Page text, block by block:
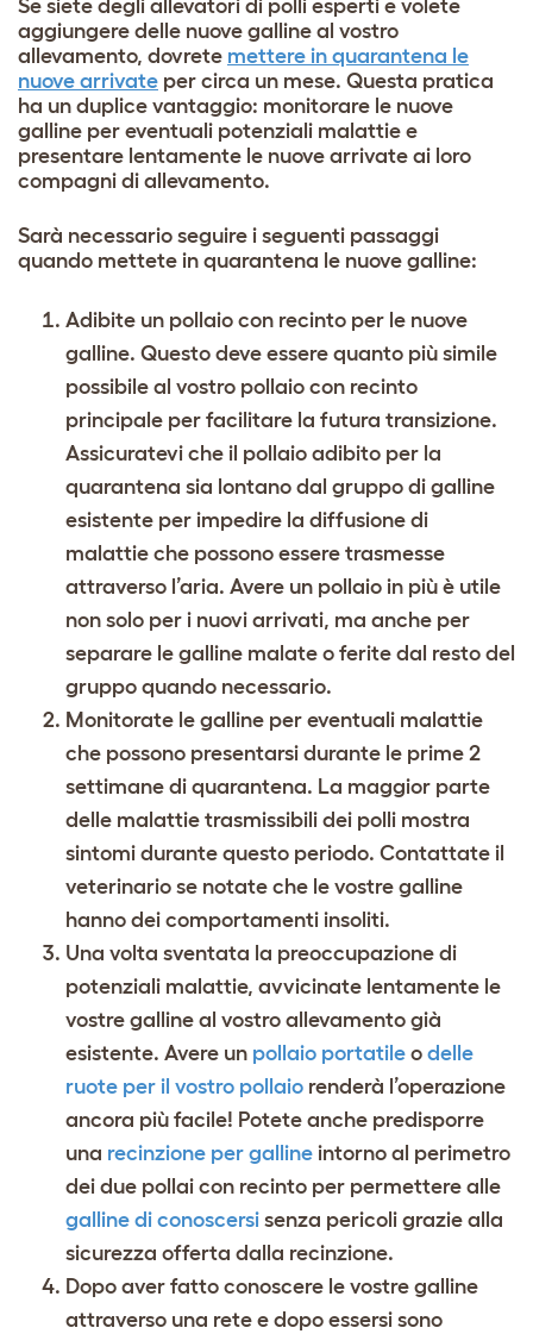
Se siete degli allevatori di polli esperti e volete
aggiungere delle nuove galline al vostro
allevamento, dovrete mettere in quarantena le
nuove arrivate per circa un mese. Questa pratica
ha un duplice vantaggio: monitorare le nuove
galline per eventuali potenziali malattie e
presentare lentamente le nuove arrivate ai loro
compagni di allevamento.
Sarà necessario seguire i seguenti passaggi
quando mettete in quarantena le nuove galline:
Adibite un pollaio con recinto per le nuove
galline. Questo deve essere quanto più simile
possibile al vostro pollaio con recinto
principale per facilitare la futura transizione.
Assicuratevi che il pollaio adibito per la
quarantena sia lontano dal gruppo di galline
esistente per impedire la diffusione di
malattie che possono essere trasmesse
attraverso l’aria. Avere un pollaio in più è utile
non solo per i nuovi arrivati, ma anche per
separare le galline malate o ferite dal resto del
gruppo quando necessario.
Monitorate le galline per eventuali malattie
che possono presentarsi durante le prime 2
settimane di quarantena. La maggior parte
delle malattie trasmissibili dei polli mostra
sintomi durante questo periodo. Contattate il
veterinario se notate che le vostre galline
hanno dei comportamenti insoliti.
Una volta sventata la preoccupazione di
potenziali malattie, avvicinate lentamente le
vostre galline al vostro allevamento già
esistente. Avere un pollaio portatile o delle
ruote per il vostro pollaio renderà l’operazione
ancora più facile! Potete anche predisporre
una recinzione per galline intorno al perimetro
dei due pollai con recinto per permettere alle
galline di conoscersi senza pericoli grazie alla
sicurezza offerta dalla recinzione.
Dopo aver fatto conoscere le vostre galline
attraverso una rete e dopo essersi sono